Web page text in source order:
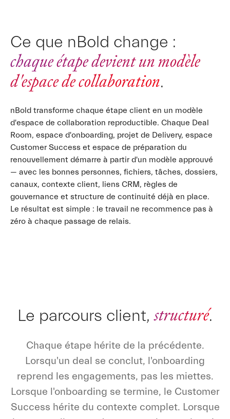
Ce que nBold change :
chaque étape devient un modèle
d'espace de collaboration.
nBold transforme chaque étape client en un modèle
d'espace de collaboration reproductible. Chaque Deal
Room, espace d'onboarding, projet de Delivery, espace
Customer Success et espace de préparation du
renouvellement démarre à partir d'un modèle approuvé
— avec les bonnes personnes, fichiers, tâches, dossiers,
canaux, contexte client, liens CRM, règles de
gouvernance et structure de continuité déjà en place.
Le résultat est simple : le travail ne recommence pas à
zéro à chaque passage de relais.
Le parcours client,structuré.
Chaque étape hérite de la précédente.
Lorsqu'un deal se conclut, l'onboarding
reprend les engagements, pas les miettes.
Lorsque l'onboarding se termine, le Customer
Success hérite du contexte complet. Lorsque